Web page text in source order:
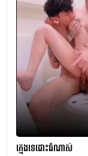
ក្មេងទេដោះធំណាស់